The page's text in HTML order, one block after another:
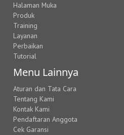
Halaman Muka
Produk
Training
Layanan
Perbaikan
Tutorial
Menu Lainnya
Aturan dan Tata Cara
Tentang Kami
Kontak Kami
Pendaftaran Anggota
Cek Garansi